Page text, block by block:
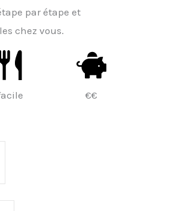
par étape et
chez vous.
€€